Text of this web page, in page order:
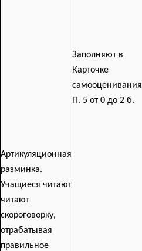
Артикуляционная
разминка.
Учащиеся читают
читают
скороговорку,
отрабатывая
правильное
Заполняют в
Карточке
самооценивания
П. 5 от 0 до 2 б.